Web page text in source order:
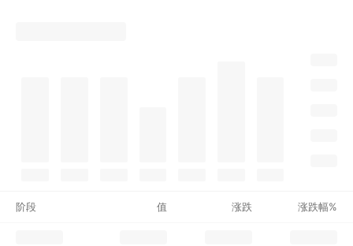
阶段 值 涨跌 涨跌幅%